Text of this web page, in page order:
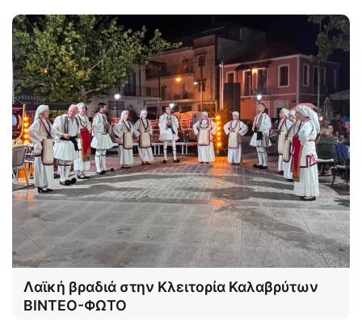
Λαϊκή βραδιά στην Κλειτορία Καλαβρύτων
ΒΙΝΤΕΟ-ΦΩΤΟ